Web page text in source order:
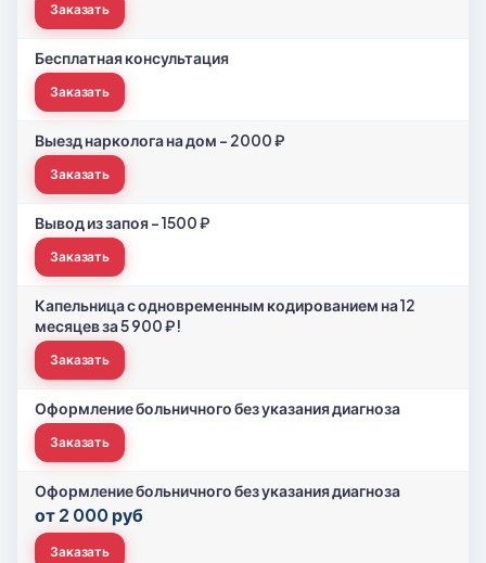
Заказать
Бесплатная консультация
Заказать
Выезд нарколога на дом - 2000 ₽
Заказать
Вывод из запоя - 1500 ₽
Заказать
Капельница с одновременным кодированием на 12
месяцев за 5 900 ₽!
Заказать
Оформление больничного без указания диагноза
Заказать
Оформление больничного без указания диагноза
от 2 000 руб
Заказать